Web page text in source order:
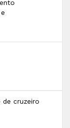
de cruzeiro